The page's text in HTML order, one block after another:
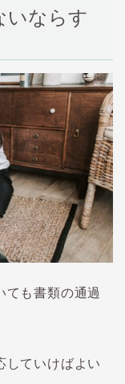
いならす
ても書類の通過
していけばよい